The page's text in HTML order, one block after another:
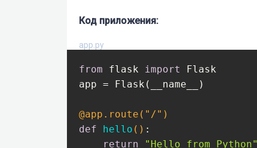
Код приложения:
app.py
from flask import
Flask
app = Flask(__name__)
@app.route("/")
def
hello () :
return
"Hello from Python"